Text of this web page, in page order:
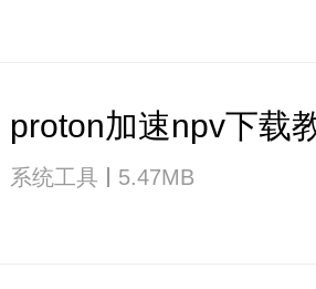
proton加速npv下载
系统工具 5.47MB